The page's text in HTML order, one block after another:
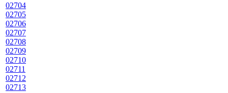
02704
02705
02706
02707
02708
02709
02710
02711
02712
02713